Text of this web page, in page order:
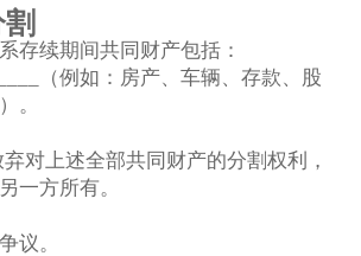
存续期间共同财产包括：
（例如：房产、车辆、存款、股
。
对上述全部共同财产的分割权利，
一方所有。
议。